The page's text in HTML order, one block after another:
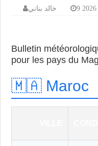
خالد بناني
Bulletin
pour les pays du
🇲🇦 Maroc